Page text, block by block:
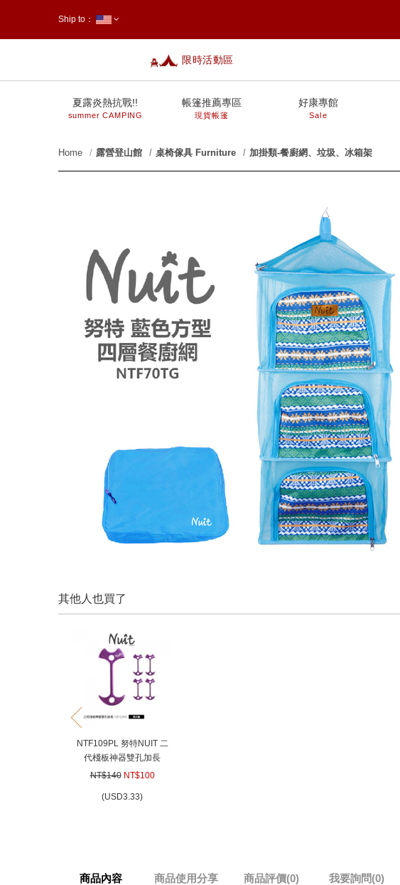
限時活動區
Ship to：
夏露炎熱抗戰!!
summer CAMPING
帳篷推薦專區
現貨帳篷
好康專館
Sale
Home 露營登山館 桌椅傢具 Furniture 加掛類-餐廚網、垃圾、冰箱架
prev
其他人也買了
NTF109PL 努特NUIT 二
代棧板神器雙孔加長
7.8cm (紫麒麟魚骨釘) 一
釘 適炊事帳棚 天幕帳蓬
NT$140 NT$100
(USD3.33)
prev
商品內容 商品使用分享 商品評價(0) 我要詢問(0)